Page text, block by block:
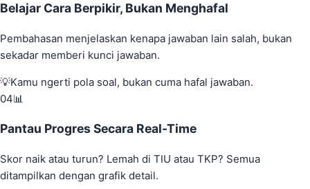
Belajar Cara Berpikir, Bukan Menghafal
Pembahasan menjelaskan kenapa jawaban lain salah, bukan
sekadar memberi kunci jawaban.
💡Kamu ngerti pola soal, bukan cuma hafal jawaban.
04📊
Pantau Progres Secara Real-Time
Skor naik atau turun? Lemah di TIU atau TKP? Semua
ditampilkan dengan grafik detail.